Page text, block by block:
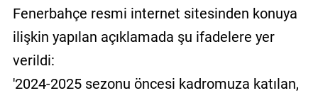
Fenerbahçe resmi internet sitesinden konuya
ilişkin yapılan açıklamada şu ifadelere yer
verildi:
'2024-2025 sezonu öncesi kadromuza katılan,